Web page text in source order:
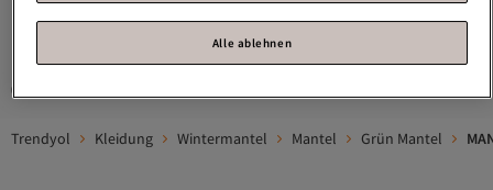
1
Trendyol Kleidung Wintermantel Mantel Grün Mantel
Alle ablehnen